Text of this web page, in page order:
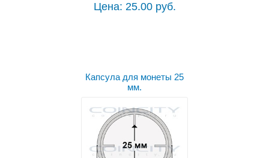
Цена: 25.00 руб.
Капсула для монеты 25
мм.